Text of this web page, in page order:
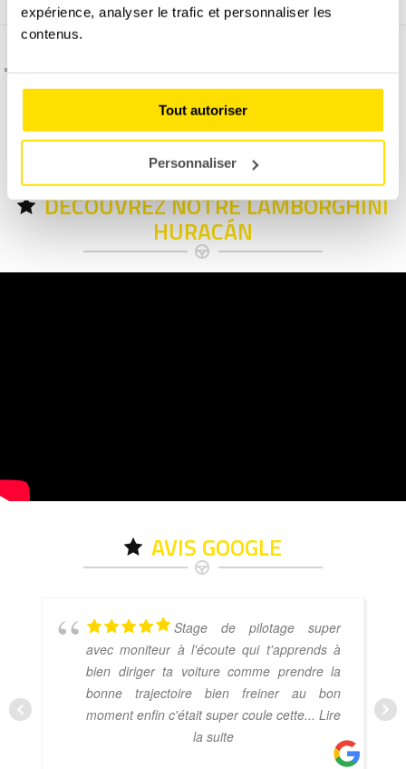
expérience, analyser le trafic et personnaliser les
contenus.
Tout autoriser
Personnaliser
C'est quoi l'assurance dégâts matériel ?
Permis B obligatoire à présenter le jour du stage.
DÉCOUVREZ NOTRE LAMBORGHINI
HURACÁN
AVIS GOOGLE
Stage de pilotage super
avec moniteur à l'écoute qui t'apprends à
bien diriger ta voiture comme prendre la
bonne trajectoire bien freiner au bon
moment enfin c'était super coule cette... Lire
la suite